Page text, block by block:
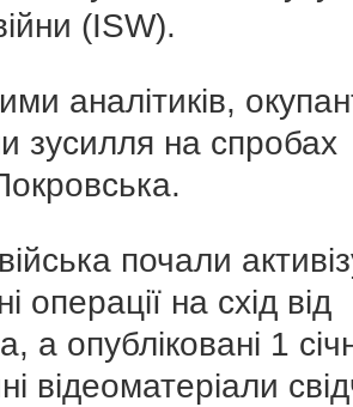
(ISW).
аналітиків,
зусилля на спробах
почали
операції на схід від
а опубліковані 1
відеоматеріали